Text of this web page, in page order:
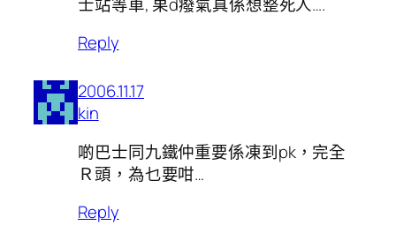
Reply
2006.11.17
kin
啲巴士同九鐵仲重要係凍到pk，完全
Ｒ頭，為乜要咁…
Reply